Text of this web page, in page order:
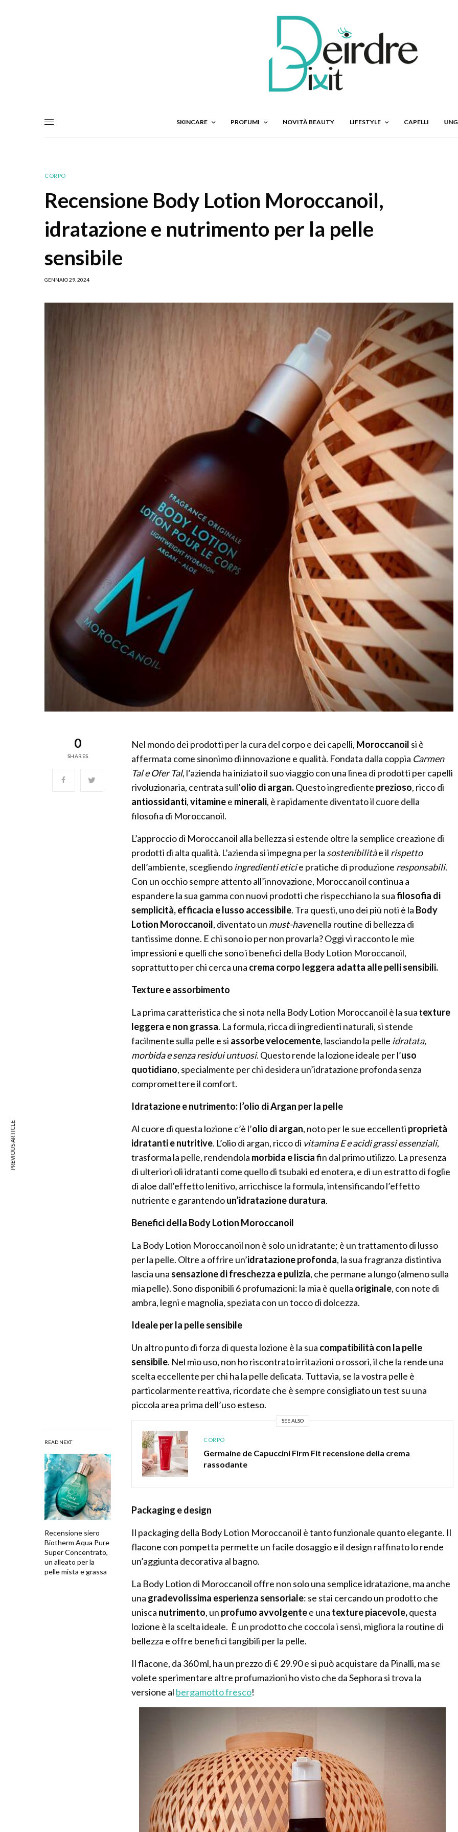
SKINCARE PROFUMI NOVITÀ BEAUTY LIFESTYLE CAPELLI
CORPO
Recensione Body Lotion Moroccanoil,
idratazione e nutrimento per la pelle
sensibile
GENNAIO 29, 2024
0
SHARES
READ NEXT
Recensione siero
Biotherm Aqua Pure
Super Concentrato,
un alleato per la
pelle mista e grassa
Nel mondo dei prodotti per la cura del corpo e dei capelli, Moroccanoil si è
affermata come sinonimo di innovazione e qualità. Fondata dalla coppia Carmen
Tal e Ofer Tal, l’azienda ha iniziato il suo viaggio con una linea di prodotti per capelli
rivoluzionaria, centrata sull’olio di argan.Questo ingrediente prezioso, ricco di
antiossidanti,vitaminee minerali, è rapidamente diventato il cuore della
filosofia di Moroccanoil.
L’approccio di Moroccanoil alla bellezza si estende oltre la semplice creazione di
prodotti di alta qualità. L’azienda si impegna per la sostenibilitàe il rispetto
dell’ambiente, scegliendoingredienti eticie pratiche di produzione responsabili.
Con un occhio sempre attento all’innovazione, Moroccanoil continua a
espandere la sua gamma con nuovi prodotti che rispecchiano la suafilosofia di
semplicità, efficacia e lusso accessibile. Tra questi, uno dei più noti è la Body
Lotion Moroccanoil, diventato un must-havenella routine di bellezza di
tantissime donne. E chi sono io per non provarla? Oggi vi racconto le mie
impressioni e quelli che sono i benefici della Body Lotion Moroccanoil,
soprattutto per chi cerca una crema corpo leggera adatta alle pelli sensibili.
Texture e assorbimento
La prima caratteristica che si nota nella Body Lotion Moroccanoil è la sua texture
leggera e non grassa. La formula, ricca di ingredienti naturali, si stende
facilmente sulla pelle e si assorbe velocemente, lasciando la pelle idratata,
morbida e senza residui untuosi. Questo rende la lozione ideale per l’uso
quotidiano, specialmente per chi desidera un’idratazione profonda senza
compromettere il comfort.
Idratazione e nutrimento: l’olio di Argan per la pelle
Al cuore di questa lozione c’è l’olio di argan, noto per le sue eccellenti proprietà
idratanti e nutritive. L’olio di argan, ricco di vitamina E e acidi grassi essenziali,
trasforma la pelle, rendendola morbida e lisciafin dal primo utilizzo. La presenza
di ulteriori oli idratanti come quello di tsubaki ed enotera, e di un estratto di foglie
di aloe dall’effetto lenitivo, arricchisce la formula, intensificando l’effetto
nutriente e garantendoun’idratazione duratura.
Benefici della Body Lotion Moroccanoil
La Body Lotion Moroccanoil non è solo un idratante; è un trattamento di lusso
per la pelle. Oltre a offrire un’idratazione profonda, la sua fragranza distintiva
lascia una sensazione di freschezza e pulizia, che permane a lungo (almeno sulla
mia pelle). Sono disponibili 6 profumazioni: la mia è quella originale, con note di
ambra, legni e magnolia, speziata con un tocco di dolcezza.
Ideale per la pelle sensibile
Un altro punto di forza di questa lozione è la sua compatibilità con la pelle
sensibile. Nel mio uso, non ho riscontrato irritazioni o rossori, il che la rende una
scelta eccellente per chi ha la pelle delicata. Tuttavia, se la vostra pelle è
particolarmente reattiva, ricordate che è sempre consigliato un test su una
piccola area prima dell’uso esteso.
SEE ALSO
CORPO
Germaine de Capuccini Firm Fit recensione della crema
rassodante
Packaging e design
Il packaging della Body Lotion Moroccanoil è tanto funzionale quanto elegante. Il
flacone con pompetta permette un facile dosaggio e il design raffinato lo rende
un’aggiunta decorativa al bagno.
La Body Lotion di Moroccanoil offre non solo una semplice idratazione, ma anche
una gradevolissima esperienza sensoriale: se stai cercando un prodotto che
unisca nutrimento, un profumo avvolgentee una texture piacevole,questa
lozione è la scelta ideale. È un prodotto che coccola i sensi, migliora la routine di
bellezza e offre benefici tangibili per la pelle.
Il flacone, da 360 ml, ha un prezzo di € 29.90 e si può acquistare da Pinalli, ma se
volete sperimentare altre profumazioni ho visto che da Sephora si trova la
versione al bergamotto fresco!
PREVIOUS ARTICLE